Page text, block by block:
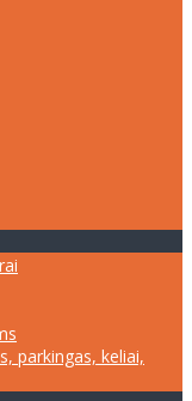
parkingas, keliai,